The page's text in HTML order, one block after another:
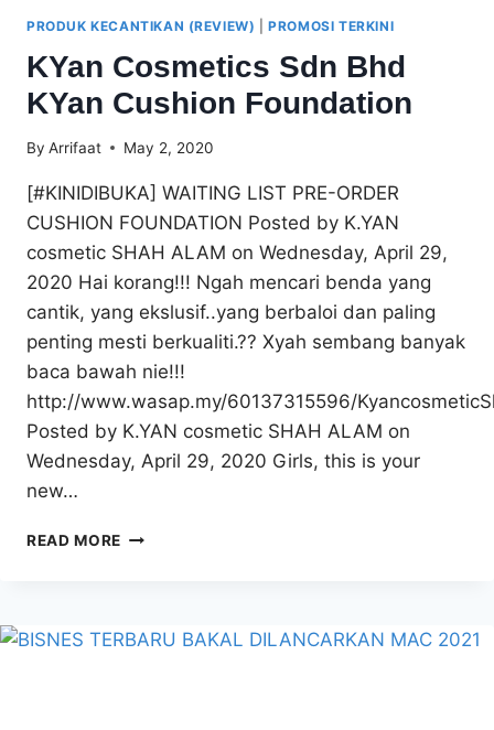
PRODUK KECANTIKAN (REVIEW) |PROMOSI TERKINI
KYan Cosmetics Sdn Bhd
KYan Cushion Foundation
By Arrifaat May 2, 2020
[#KINIDIBUKA] WAITING LIST PRE-ORDER
CUSHION FOUNDATION Posted by K.YAN
cosmetic SHAH ALAM on Wednesday, April 29,
2020 Hai korang!!! Ngah mencari benda yang
cantik, yang ekslusif..yang berbaloi dan paling
penting mesti berkualiti.?? Xyah sembang banyak
baca bawah nie!!!
http://www.wasap.my/60137315596/
Posted by K.YAN cosmetic SHAH ALAM on
Wednesday, April 29, 2020 Girls, this is your
new…
READ MORE KYAN
KYAN
CUSHION